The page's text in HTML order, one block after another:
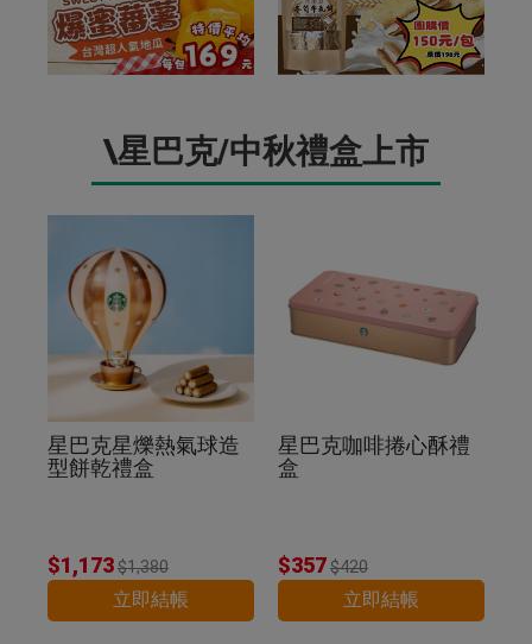
\星巴克/中秋禮盒上市
星巴克星爍熱氣球造
型餅乾禮盒
$1,173$1,380
立即結帳
星巴克咖啡捲心酥禮
盒
$357$420
立即結帳